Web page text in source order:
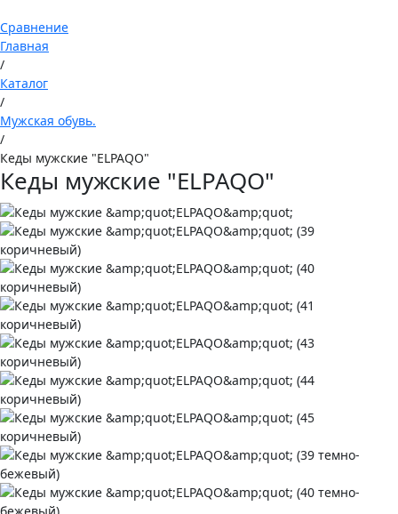
Сравнение
Главная
/
Каталог
/
Мужская обувь.
/
Кеды мужские "ELPAQO"
Кеды мужские "ELPAQO"